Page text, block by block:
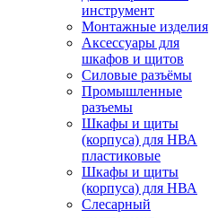
инструмент
Монтажные изделия
Аксессуары для
шкафов и щитов
Силовые разъёмы
Промышленные
разъемы
Шкафы и щиты
(корпуса) для НВА
пластиковые
Шкафы и щиты
(корпуса) для НВА
Слесарный